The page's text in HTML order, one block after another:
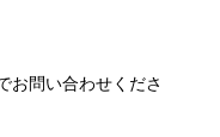
お問い合わせくださ